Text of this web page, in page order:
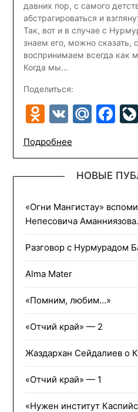
давних пор, с самого
абстрагироваться и
Так, вот и в случае с
знаем его, можно сказать,
воспринимаем всегда как
Когда мы…
Поделиться:
VK
Подробнее
НОВЫЕ
«Огни Мангистау»
Непесовича Аманниязова.
Разговор с Нурмурадом
Alma Mater
«Помним, любим…»
«Отчий край» — 2
Жаздархан Сейдалиев о
«Отчий край» — 1
«Нужен институт